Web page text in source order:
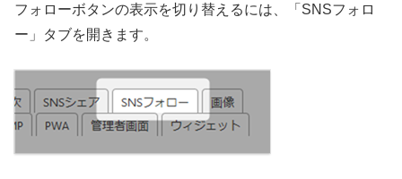
フォローボタンの表示を切り替えるには、「SNSフォロ
ー」タブを開きます。